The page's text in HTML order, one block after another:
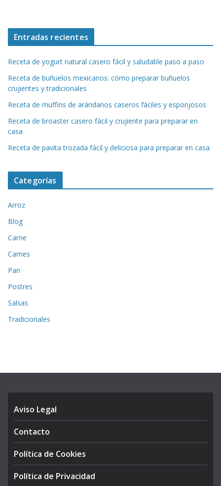
Entradas recientes
Receta de yogurt natural casero fácil y saludable paso a paso
Receta de buñuelos mexicanos: cómo preparar buñuelos
crujientes y tradicionales
Receta de muffins de arándanos caseros fáciles y esponjosos
Receta de broaster casero fácil y crujiente para preparar en
casa
Receta de pavita trozada fácil y deliciosa para preparar en casa
Categorías
Arroz
Blog
Carne
Carnes
Pan
Postres
Salsas
Tradicionales
Aviso Legal
Contacto
Política de Cookies
Política de Privacidad